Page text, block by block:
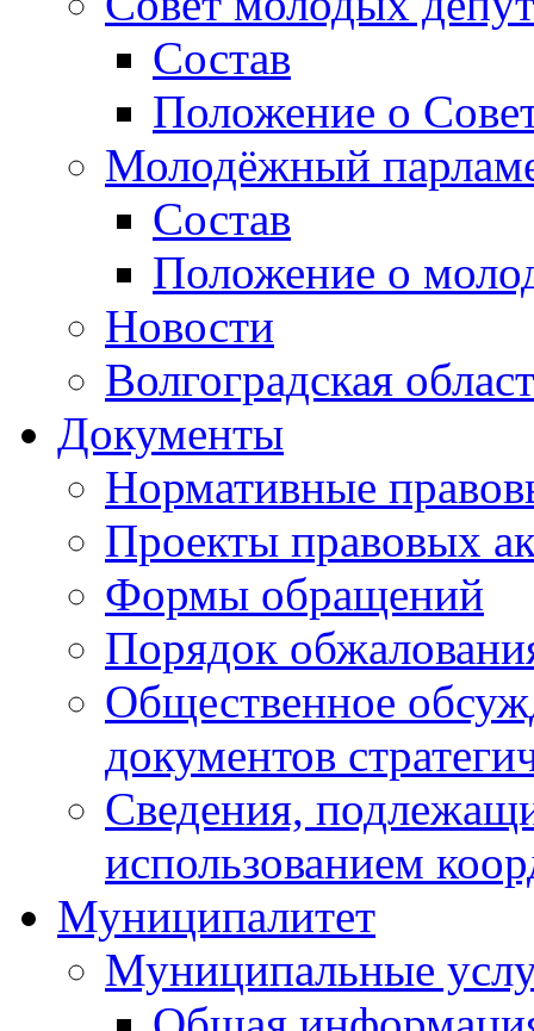
Состав
Положение о
Молодёжный
Состав
Положение о
Новости
Волгоградская
Документы
Нормативные
Проекты правовых
Формы обращений
Порядок
Общественное
документов
Сведения,
использованием
Муниципалитет
Муниципальные